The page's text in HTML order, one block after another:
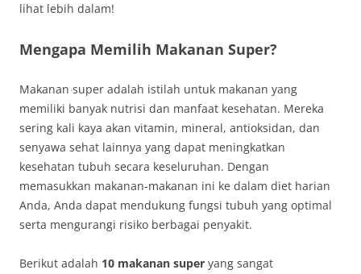
lihat lebih dalam!
Mengapa Memilih Makanan Super?
Makanan super adalah istilah untuk makanan yang
memiliki banyak nutrisi dan manfaat kesehatan. Mereka
sering kali kaya akan vitamin, mineral, antioksidan, dan
senyawa sehat lainnya yang dapat meningkatkan
kesehatan tubuh secara keseluruhan. Dengan
memasukkan makanan-makanan ini ke dalam diet harian
Anda, Anda dapat mendukung fungsi tubuh yang optimal
serta mengurangi risiko berbagai penyakit.
Berikut adalah 10 makanan super yang sangat